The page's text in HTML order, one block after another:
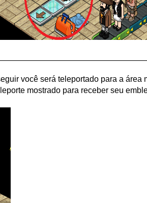
você será teleportado para a área
mostrado para receber seu